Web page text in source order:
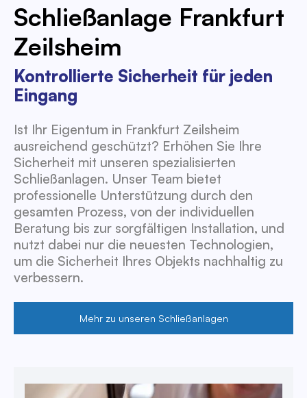
Schließanlage Frankfurt
Zeilsheim
Kontrollierte Sicherheit für jeden
Eingang
Ist Ihr Eigentum in Frankfurt Zeilsheim
ausreichend geschützt? Erhöhen Sie Ihre
Sicherheit mit unseren spezialisierten
Schließanlagen. Unser Team bietet
professionelle Unterstützung durch den
gesamten Prozess, von der individuellen
Beratung bis zur sorgfältigen Installation, und
nutzt dabei nur die neuesten Technologien,
um die Sicherheit Ihres Objekts nachhaltig zu
verbessern.
Mehr zu unseren Schließanlagen